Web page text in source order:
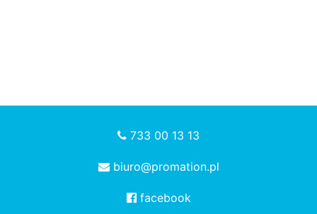
733 00 13 13
biuro@promation.pl
facebook